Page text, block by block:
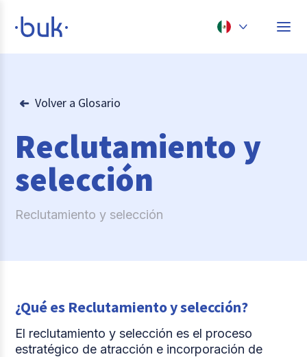
México
Volver a Glosario
Reclutamiento y
selección
Reclutamiento y selección
¿Qué es Reclutamiento y selección?
El reclutamiento y selección es el proceso
estratégico de atracción e incorporación de